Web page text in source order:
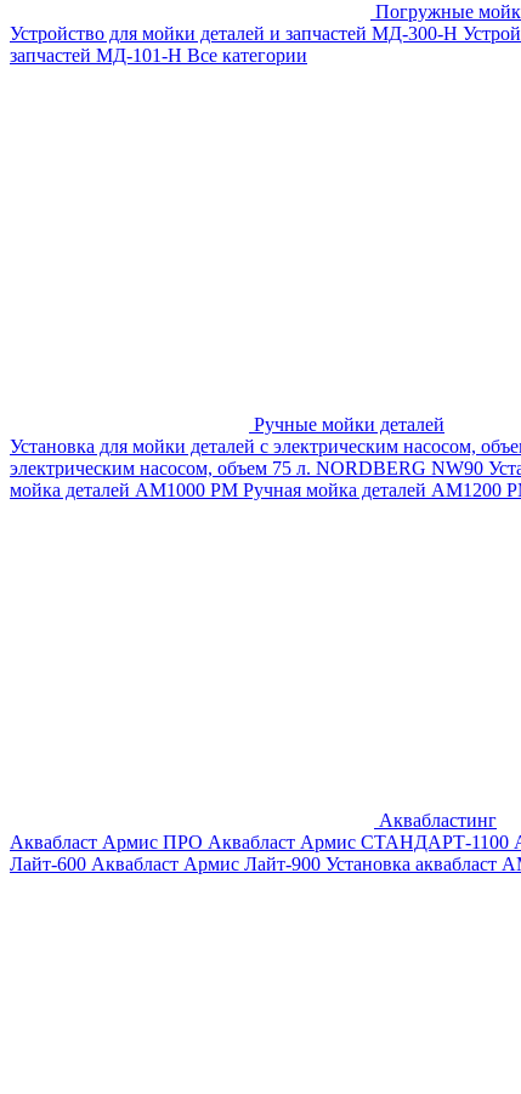
Погружные
Устройство для мойки деталей и запчастей МД-300-H
запчастей МД-101-Н Все категории
Ручные мойки деталей
Установка для мойки деталей с электрическим насосом,
электрическим насосом, объем 75 л. NORDBERG NW90
мойка деталей АМ1000 РМ Ручная мойка деталей АМ1200
Аквабластинг
Аквабласт Армис ПРО Аквабласт Армис СТАНДАРТ-1100
Лайт-600 Аквабласт Армис Лайт-900 Установка аквабласт